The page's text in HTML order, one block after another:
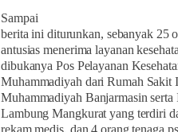
Sampai
berita ini diturunkan, sebanyak 25
antusias menerima layanan
dibukanya Pos Pelayanan
Muhammadiyah dari Rumah Sakit
Muhammadiyah Banjarmasin
Lambung Mangkurat yang terdiri
rekam medis, dan 4 orang tenaga